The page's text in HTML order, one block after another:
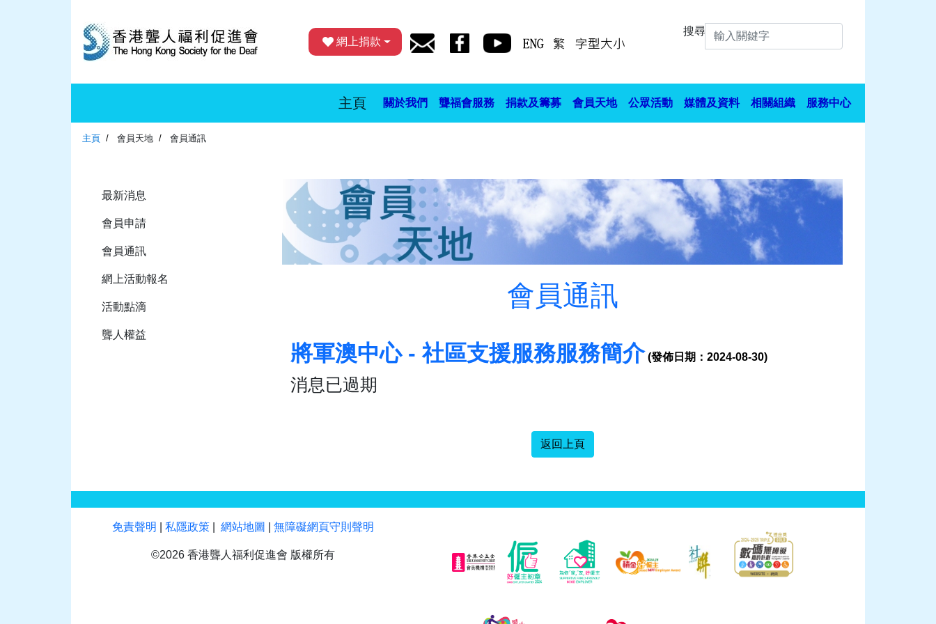
網上捐款
搜尋
主頁 關於我們 聾福會服務 捐款及籌募 會員天地 公眾活動 媒體及資料 相關組織 服務中心
主頁 會員天地 會員通訊
最新消息
會員申請
會員通訊
網上活動報名
活動點滴
聾人權益
會員通訊
將軍澳中心 - 社區支援服務服務簡介 (發佈日期：2024-08-30)
消息已過期
返回上頁
免責聲明 私隱政策| 網站地圖 無障礙網頁守則聲明
©2026 香港聾人福利促進會 版權所有